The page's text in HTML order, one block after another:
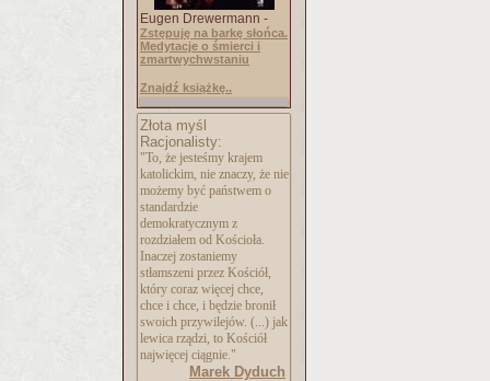
Eugen Drewermann -
Zstępuję na barkę słońca.
Medytacje o śmierci i
zmartwychwstaniu
Znajdź książkę..
Złota myśl
Racjonalisty:
"To, że jesteśmy krajem
katolickim, nie znaczy, że nie
możemy być państwem o
standardzie
demokratycznym z
rozdziałem od Kościoła.
Inaczej zostaniemy
stłamszeni przez Kościół,
który coraz więcej chce,
chce i chce, i będzie bronił
swoich przywilejów. (...) jak
lewica rządzi, to Kościół
najwięcej ciągnie."
Marek Dyduch